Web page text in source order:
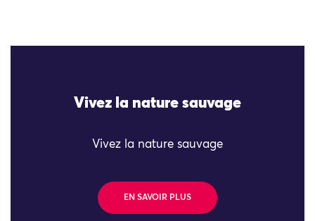
Vivez la nature sauvage
Vivez la nature sauvage
EN SAVOIR PLUS